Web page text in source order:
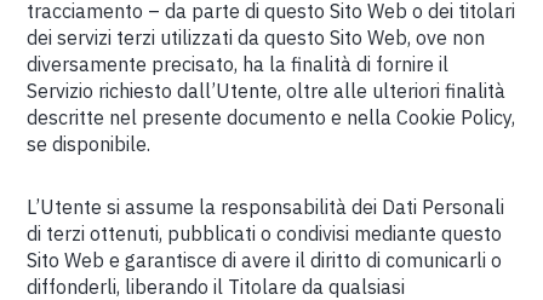
tracciamento – da parte di questo Sito Web o dei titolari
dei servizi terzi utilizzati da questo Sito Web, ove non
diversamente precisato, ha la finalità di fornire il
Servizio richiesto dall’Utente, oltre alle ulteriori finalità
descritte nel presente documento e nella Cookie Policy,
se disponibile.
L’Utente si assume la responsabilità dei Dati Personali
di terzi ottenuti, pubblicati o condivisi mediante questo
Sito Web e garantisce di avere il diritto di comunicarli o
diffonderli, liberando il Titolare da qualsiasi